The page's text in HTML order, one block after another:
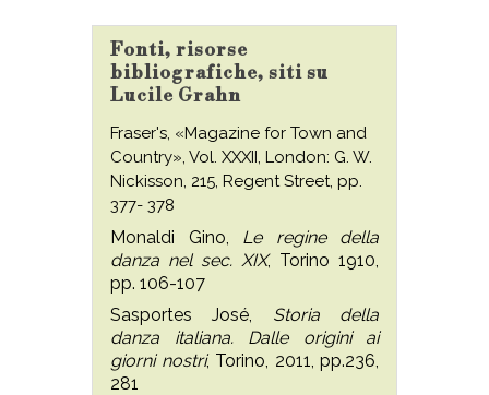
Fonti, risorse
bibliografiche, siti su
Lucile Grahn
Fraser's, «Magazine for Town and
Country», Vol. XXXII, London: G. W.
Nickisson, 215, Regent Street, pp.
377- 378
Monaldi Gino, Le regine della
danza nel sec. XIX, Torino 1910,
pp. 106-107
Sasportes José, Storia della
danza italiana. Dalle origini ai
giorni nostri, Torino, 2011, pp.236,
281